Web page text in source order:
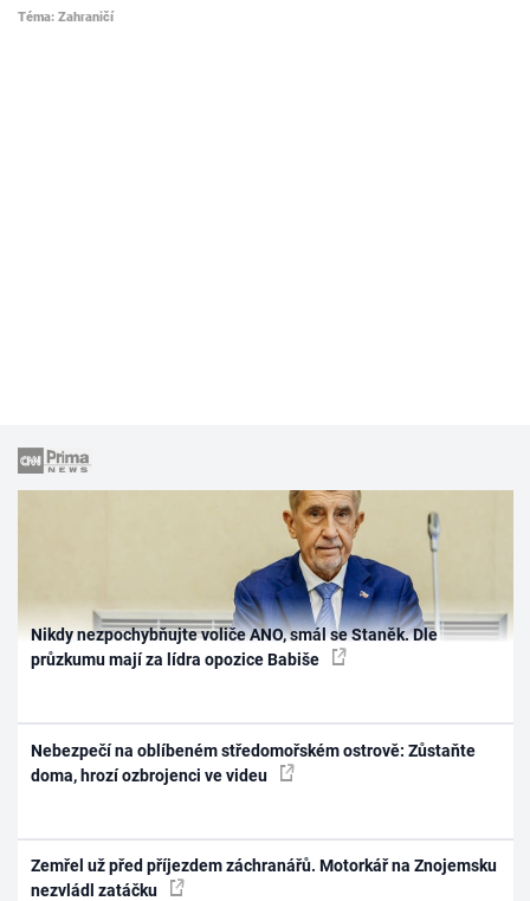
Téma: Zahraničí
Nikdy nezpochybňujte voliče ANO, smál se Staněk. Dle
průzkumu mají za lídra opozice Babiše
Nebezpečí na oblíbeném středomořském ostrově: Zůstaňte
doma, hrozí ozbrojenci ve videu
Zemřel už před příjezdem záchranářů. Motorkář na Znojemsku
nezvládl zatáčku